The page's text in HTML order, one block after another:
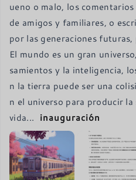
ueno o malo, los
de amigos y familiares, o
por las generaciones
El mundo es un gran
samientos y la inteligencia,
n la tierra puede ser una
n el universo para producir
vida... inauguración